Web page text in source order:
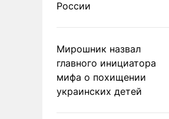
России
Мирошник назвал
главного инициатора
мифа о похищении
украинских детей